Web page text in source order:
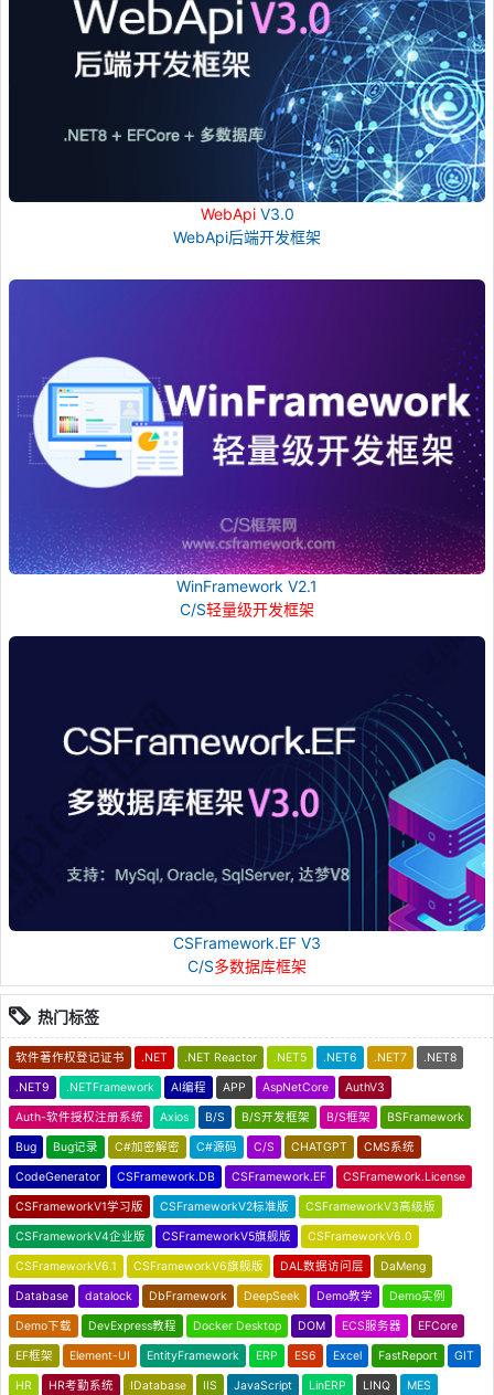
WebApiV3.0
WebApi后端开发框架
WinFramework V2.1
C/S轻量级开发框架
CSFramework.EF V3
C/S多数据库框架
热门标签
软件著作权登记证书 .NET .NET Reactor .NET5 .NET6 .NET7 .NET8
.NET9 .NETFramework AI编程 APP AspNetCore AuthV3
Auth-软件授权注册系统 Axios B/S B/S开发框架 B/S框架 BSFramework
Bug Bug记录 C#加密解密 C#源码 C/S CHATGPT CMS系统
CodeGenerator CSFramework.DB CSFramework.EF CSFramework.License
CSFrameworkV1学习版 CSFrameworkV2标准版 CSFrameworkV3高级版
CSFrameworkV4企业版 CSFrameworkV5旗舰版 CSFrameworkV6.0
CSFrameworkV6.1 CSFrameworkV6旗舰版 DAL数据访问层 DaMeng
Database datalock DbFramework DeepSeek Demo教学 Demo实例
Demo下载 DevExpress教程 Docker Desktop DOM ECS服务器 EFCore
EF框架 Element-UI EntityFramework ERP ES6 Excel FastReport GIT
HR HR考勤系统 IDatabase IIS JavaScript LinERP LINQ MES